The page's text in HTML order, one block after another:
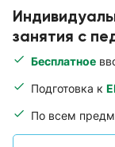
занятия с
Бесплатное
Подготовка к
По всем